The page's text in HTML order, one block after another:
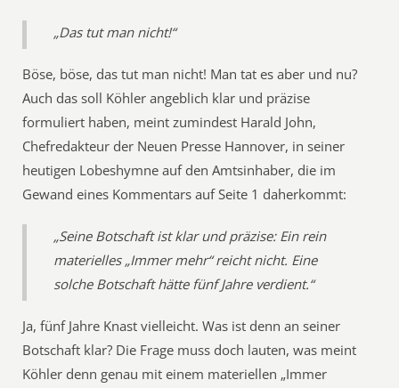
„Das tut man nicht!“
Böse, böse, das tut man nicht! Man tat es aber und nu?
Auch das soll Köhler angeblich klar und präzise
formuliert haben, meint zumindest Harald John,
Chefredakteur der Neuen Presse Hannover, in seiner
heutigen Lobeshymne auf den Amtsinhaber, die im
Gewand eines Kommentars auf Seite 1 daherkommt:
„Seine Botschaft ist klar und präzise: Ein rein
materielles „Immer mehr“ reicht nicht. Eine
solche Botschaft hätte fünf Jahre verdient.“
Ja, fünf Jahre Knast vielleicht. Was ist denn an seiner
Botschaft klar? Die Frage muss doch lauten, was meint
Köhler denn genau mit einem materiellen „Immer